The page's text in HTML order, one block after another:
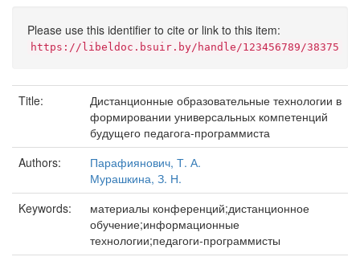
Please use this identifier to cite or link to this item:
https://libeldoc.bsuir.by/handle/123456789/38375
Title:
Дистанционные образовательные технологии в
формировании универсальных компетенций
будущего педагога-программиста
Authors:
Парафиянович, Т. А.
Мурашкина, З. Н.
Keywords:
материалы конференций;дистанционное
обучение;информационные
технологии;педагоги-программисты